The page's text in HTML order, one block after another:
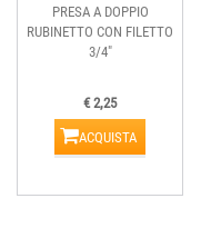
PRESA A DOPPIO
RUBINETTO CON FILETTO
3/4"
€ 2,25
ACQUISTA